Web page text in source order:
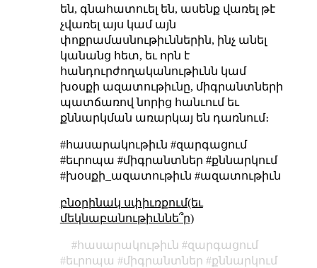
են, գնահատուել են, ասենք վառել թէ
չվառել այս կամ այն
փոքրամասնութիւններին, ինչ անել
կանանց հետ, եւ որն է
հանդուրժողականութիւնն կամ
խօսքի ազատութիւնը, միգրանտների
պատճառով նորից հանւում եւ
քննարկման առարկայ են դառնում։
#հասարակութիւն #զարգացում
#եւրոպա #միգրանտներ #քննարկում
#խօսքի_ազատութիւն #ազատութիւն
բնօրինակ սփիւռքում(եւ
մեկնաբանութիւննե՞ր)
հասարակութիւն
զարգացում
եւրոպա
միգրանտներ
քննարկում